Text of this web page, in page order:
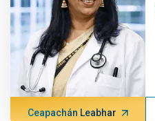
Ceapachán Leabhar